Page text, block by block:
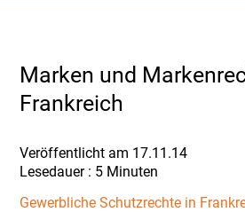
Marken und
Frankreich
Veröffentlicht am 17.11.14
Gewerbliche Schutzrechte in